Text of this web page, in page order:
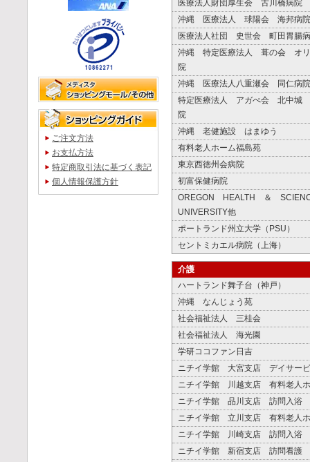
医療法人財団厚生会 古川橋病院
沖縄 医療法人 球陽会 海邦病院
医療法人社団 史世会 町田胃腸
沖縄 特定医療法人 葺の会 オリ
院
沖縄 医療法人八重瀬会 同仁病院
特定医療法人 アガぺ会 北中城
院
沖縄 老健施設 はまゆう
有料老人ホーム福島苑
東京西徳州会病院
初富保健病院
OREGON HEALTH ＆
UNIVERSITY他
ポートランド州立大学（PSU）
セントミカエル病院（上海）
介護
ハートランド舞子台（神戸）
沖縄 なんじょう苑
社会福祉法人 三桂会
社会福祉法人 海光園
学研ココファン日吉
ニチイ学館 大宮支店 デイサー
ニチイ学館 川越支店 有料老人
ニチイ学館 品川支店 訪問入浴
ニチイ学館 立川支店 有料老人
ニチイ学館 川崎支店 訪問入浴
ニチイ学館 新宿支店 訪問看護
ご注文方法
お支払方法
特定商取引法に基づく表記
個人情報保護方針